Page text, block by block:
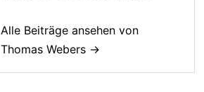
Alle Beiträge ansehen von
Thomas Webers →